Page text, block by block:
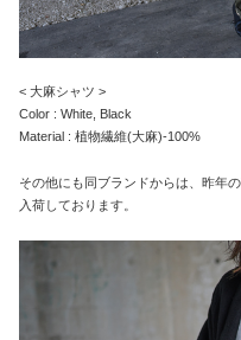
< 大麻シャツ >
Color : White, Black
Material : 植物繊維(大麻)-100%
その他にも同ブランドからは、昨年
入荷しております。